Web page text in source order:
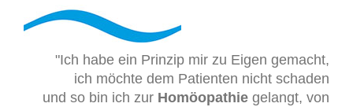
"Ich habe ein Prinzip mir zu Eigen gemacht,
ich möchte dem Patienten nicht schaden
und so bin ich zur Homöopathie gelangt, von